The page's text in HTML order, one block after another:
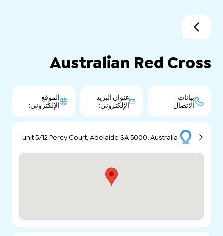
Australian Red Cross
بيانات
الاتصال
عنوان البريد
الإلكتروني:
الموقع
الإلكتروني:
unit 5/12 Percy Court, Adelaide SA 5000, Australia